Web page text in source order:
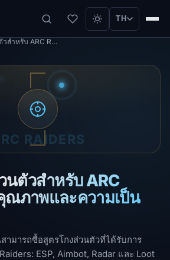
TH
ซื้อสูตรโกงส่วนตัวสำหรับ ARC Raiders — คุณภาพและความเป็นส่วนตัว
นตัวสำหรับ ARC
ภาพและความเป็น
ามารถซื้อสูตรโกงส่วนตัวที่ได้รับการ
ESP, Aimbot, Radar และ Loot
RAIDERS